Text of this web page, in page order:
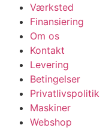
Værksted
Finansiering
Om os
Kontakt
Levering
Betingelser
Privatlivspolitik
Maskiner
Webshop